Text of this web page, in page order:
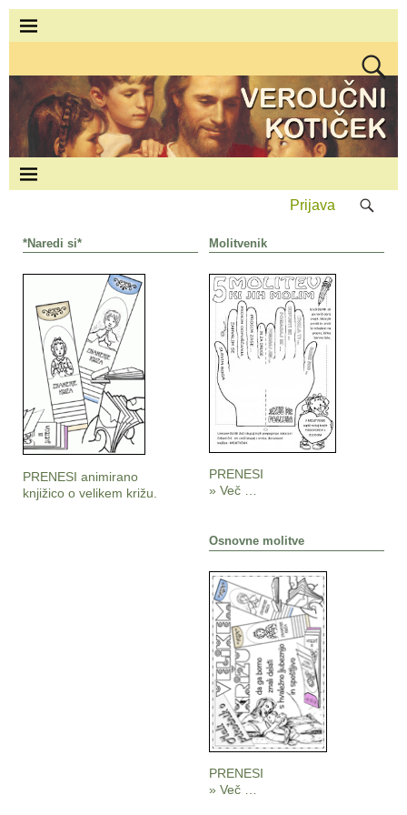
Prijava
*Naredi si*
PRENESI animirano
knjižico o velikem križu.
Molitvenik
PRENESI
» Več …
Osnovne molitve
PRENESI
» Več …